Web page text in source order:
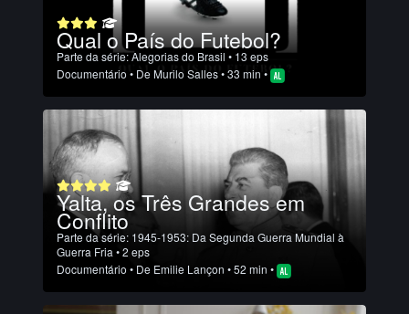
Qual o País do Futebol?
Parte da série:Alegorias do Brasil • 13 eps
Documentário • DeMurilo Salles• 33 min •
Yalta, os Três Grandes em
Conflito
Parte da série: 1945-1953: Da Segunda Guerra Mundial à
Guerra Fria • 2 eps
Documentário • De Emilie Lançon • 52 min •